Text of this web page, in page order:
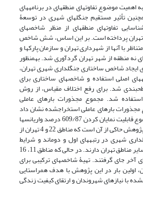
اهمیت موضوع تفاوت­های منطقه­ای در برنامه­های
تأثیر مستقیم جنگل­های شهری در توسعۀ
تفاوت­های منطقه­ای از منظر شاخص­های
پرداخته است. بر این اساس، شش شاخص
با آنها از شهرداری تهران و سازمان پارک­ها و
نه منطقه از شهر تهران گردآوری شد. به­منظور
ایجاد شاخص ساختاری جنگلداری شهری تهران،
اصلی استفاده و شاخص­های ساختاری برای
شد. برای رفع اختلاف مقیاس، از روش
شد. مجموع مجذورات بارهای عاملی
بارهای عاملی استخراج­شده نشان داد
این سه عامل در مجموع قابلیت نمایان کردن 609/87 درصد واریانس­ها
را داشتند. یافته­های پژوهش حاکی از آن است که مناطق 22 و 4 تهران از
شهری در رتبه­های اول و دوم­اند و شرایط
مناسب­تری نسبت به سایر مناطق تهران دارند. در حالی که مناطق 11، 16
آخر جای گرفتند. تهیۀ شاخص­های ترکیبی برای
اولین بار در این پژوهش با هدف همراستایی
با نیازهای شهروندان و ارتقای کیفیت زندگی